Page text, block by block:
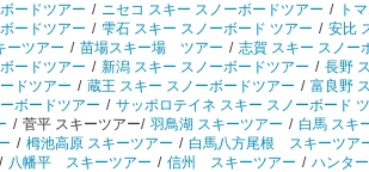
ードツアー / ニセコ スキー スノーボードツアー /
ト
ードツアー / 雫石 スキー スノーボード ツアー / 安比
ーツアー / 苗場スキー場 ツアー / 志賀 スキー スノー
ードツアー / 新潟 スキー スノーボードツアー / 長野
ドツアー / 蔵王 スキー スノーボードツアー / 富良野
ボードツアー / サッポロテイネ スキー スノーボード
/ 菅平 スキーツアー/ 羽鳥湖 スキーツアー / 白馬 スキ
/ 栂池高原 スキーツアー / 白馬八方尾根 スキーツア
/ 八幡平 スキーツアー / 信州 スキーツアー / ハンタ